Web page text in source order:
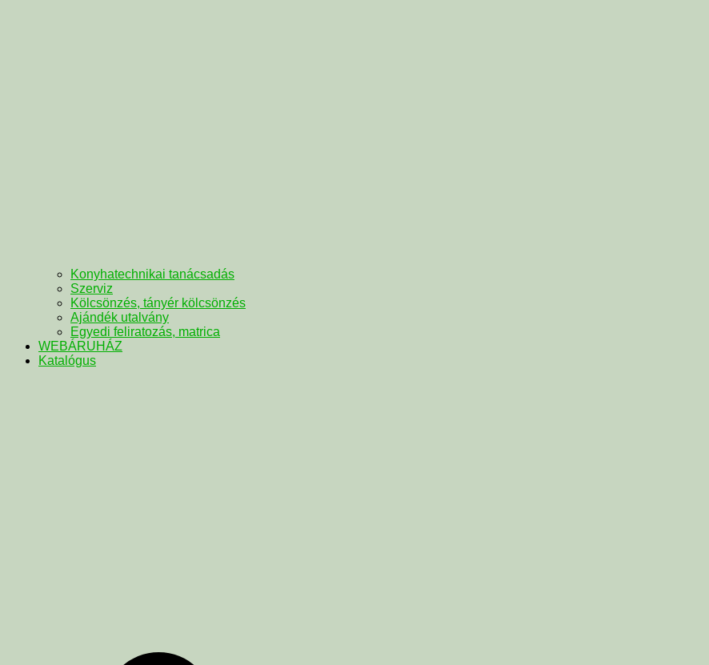
Konyhatechnikai tanácsadás
Szerviz
Kölcsönzés, tányér kölcsönzés
Ajándék utalvány
Egyedi feliratozás, matrica
WEBÁRUHÁZ
Katalógus